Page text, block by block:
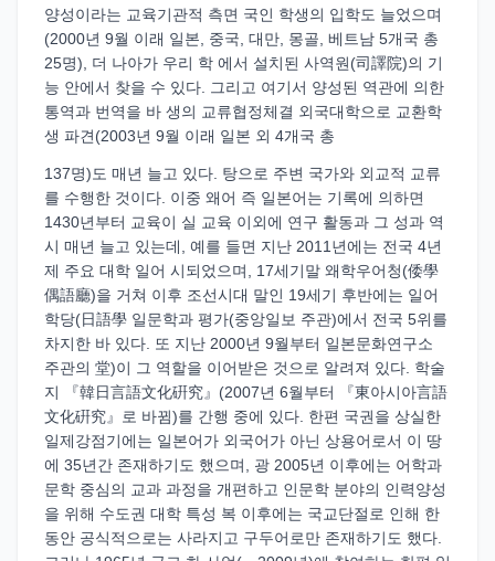
양성이라는 교육기관적 측면 국인 학생의 입학도 늘었으며
(2000년 9월 이래 일본, 중국, 대만, 몽골, 베트남 5개국 총
25명), 더 나아가 우리 학 에서 설치된 사역원(司譯院)의 기
능 안에서 찾을 수 있다. 그리고 여기서 양성된 역관에 의한
통역과 번역을 바 생의 교류협정체결 외국대학으로 교환학
생 파견(2003년 9월 이래 일본 외 4개국 총
137명)도 매년 늘고 있다. 탕으로 주변 국가와 외교적 교류
를 수행한 것이다. 이중 왜어 즉 일본어는 기록에 의하면
1430년부터 교육이 실 교육 이외에 연구 활동과 그 성과 역
시 매년 늘고 있는데, 예를 들면 지난 2011년에는 전국 4년
제 주요 대학 일어 시되었으며, 17세기말 왜학우어청(倭學
偶語廳)을 거쳐 이후 조선시대 말인 19세기 후반에는 일어
학당(日語學 일문학과 평가(중앙일보 주관)에서 전국 5위를
차지한 바 있다. 또 지난 2000년 9월부터 일본문화연구소
주관의 堂)이 그 역할을 이어받은 것으로 알려져 있다. 학술
지 『韓日言語文化硏究』(2007년 6월부터 『東아시아言語
文化硏究』로 바뀜)를 간행 중에 있다. 한편 국권을 상실한
일제강점기에는 일본어가 외국어가 아닌 상용어로서 이 땅
에 35년간 존재하기도 했으며, 광 2005년 이후에는 어학과
문학 중심의 교과 과정을 개편하고 인문학 분야의 인력양성
을 위해 수도권 대학 특성 복 이후에는 국교단절로 인해 한
동안 공식적으로는 사라지고 구두어로만 존재하기도 했다.